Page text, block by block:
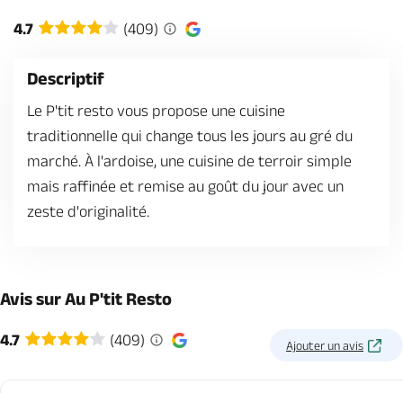
Brochures & Cartes Offices de tourisme Comment venir ? Ecrivez-nous
4.7 (409)
Descriptif
Le P'tit resto vous propose une cuisine
traditionnelle qui change tous les jours au gré du
marché. À l'ardoise, une cuisine de terroir simple
mais raffinée et remise au goût du jour avec un
zeste d'originalité.
Avis sur Au P'tit Resto
4.7 (409) Ajouter un avis